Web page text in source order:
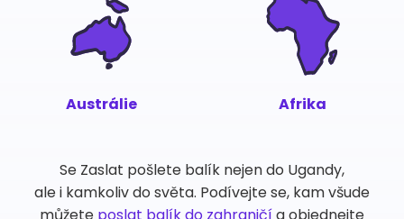
Austrálie Afrika
Se Zaslat pošlete balík nejen do Ugandy,
ale i kamkoliv do světa. Podívejte se, kam všude